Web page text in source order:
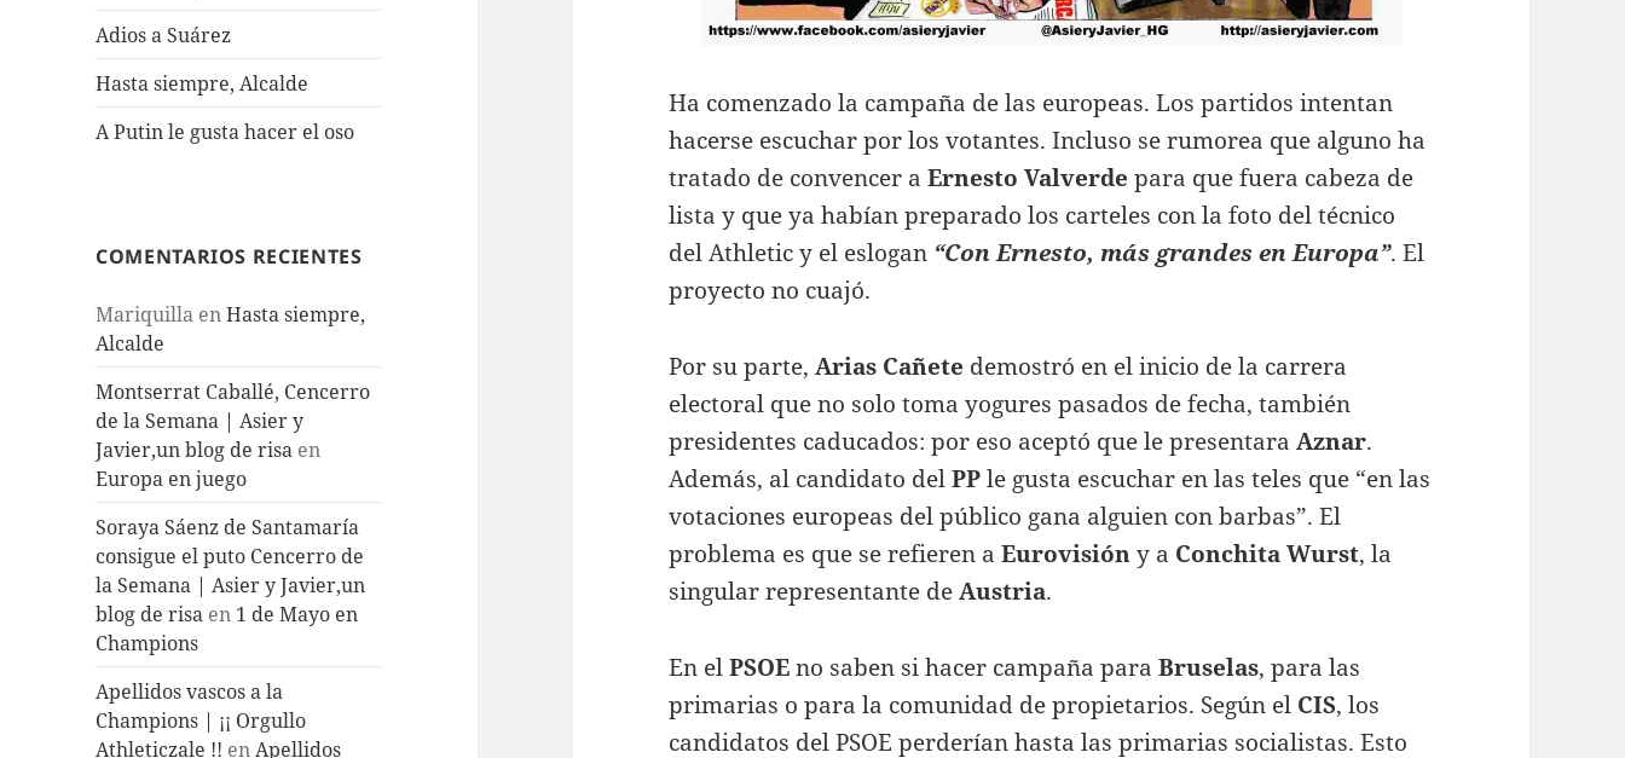
Adios a Suárez
Hasta siempre, Alcalde
A Putin le gusta hacer el oso
COMENTARIOS RECIENTES
Mariquilla enHasta siempre,
Alcalde
Montserrat Caballé, Cencerro
de la Semana | Asier y
Javier,un blog de risa en
Europa en juego
Soraya Sáenz de Santamaría
consigue el puto Cencerro de
la Semana | Asier y Javier,un
blog de risa en 1 de Mayo en
Champions
Apellidos vascos a la
Champions | ¡¡ Orgullo
Athleticzale !! enApellidos
Ha comenzado la campaña de las europeas. Los partidos intentan
hacerse escuchar por los votantes. Incluso se rumorea que alguno ha
tratado de convencer aErnesto Valverde para que fuera cabeza de
lista y que ya habían preparado los carteles con la foto del técnico
del Athletic y el eslogan “Con Ernesto, más grandes en Europa”. El
proyecto no cuajó.
Por su parte,Arias Cañete demostró en el inicio de la carrera
electoral que no solo toma yogures pasados de fecha, también
presidentes caducados: por eso aceptó que le presentara Aznar.
Además, al candidato delPPle gusta escuchar en las teles que “en las
votaciones europeas del público gana alguien con barbas”. El
problema es que se refieren aEurovisióny a Conchita Wurst, la
singular representante deAustria.
En elPSOEno saben si hacer campaña para Bruselas, para las
primarias o para la comunidad de propietarios. Según el CIS, los
candidatos del PSOE perderían hasta las primarias socialistas. Esto